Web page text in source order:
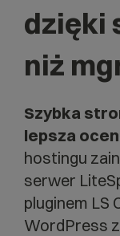
dzięki
niż
Szybka
lepsza
hostingu
serwer
pluginem LS
WordPress